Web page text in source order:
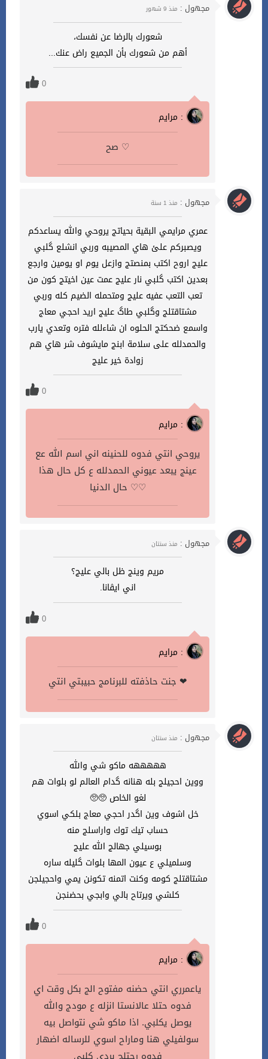
مجهول : منذ 9 شهور
شعورك بالرضا عن نفسك،
أهم من شعورك بأن الجميع راض عنك...
0
مرايم :
صح ♡
مجهول : منذ 1 سنة
عمري مرايمي البقية بحياتج يروحي والله يساعدكم
ويصبركم علئ هاي المصيبه وربي انشلع گلبي
عليج اروح اكتب بمنصتج وازعل يوم او يومين وارجع
بعدين اكتب گلبي نار عليج عمت عين اخيتج كون من
تعب التعب عفيه عليج ومتحمله الضيم كله وربي
مشتاقتلج وگلبي طاگ عليج اريد احجي معاج
واسمع ضحكتج الحلوه ان شاءلله فتره وتعدي يارب
والحمدلله على سلامة ابنج مايشوف شر هاي هم
زوادة خير عليج
0
مرايم :
يروحي انتي فدوه للحنينه اني اسم الله عع
عينج يبعد عيوني الحمدلله ع كل حال هذا
حال الدنيا ♡♡
مجهول : منذ سنتان
مريم وينج ظل بالي عليج؟
اني ايڤانا.
0
مرايم :
جنت حاذفته للبرنامج حبيبتي انتي ❤
مجهول : منذ سنتان
هههههه ماكو شي والله
ووين احجيلج بله هنانه گدام العالم لو بلوات هم
لغو الخاص 🥺🥺
خل اشوف وين اگدر احجي معاج بلكي اسوي
حساب تيك توك واراسلج منه
بوسيلي جهالج الله عليج
وسلميلي ع عيون المها بلوات گليله ساره
مشتاقتلج كومه وكنت اتمنه تكونن يمي واحجيلجن
كلشي ويرتاح بالي وابجي بحضنجن
0
مرايم :
ياعمرري انتي حضنه مفتوح الج بكل وقت اي
فدوه حتلا عالانستا انزله ع مودج والله
يوصل يكلبي. اذا ماكو شي نتواصل بيه
سولفيلي هنا وماراح اسوي للرساله اضهار